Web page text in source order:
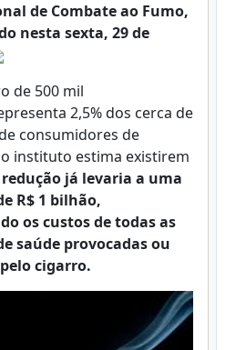
de Combate ao Fumo,
nesta sexta, 29 de
de 500 mil
2,5% dos cerca de
consumidores de
instituto estima existirem
redução já levaria a uma
R$ 1 bilhão,
os custos de todas as
saúde provocadas ou
cigarro.